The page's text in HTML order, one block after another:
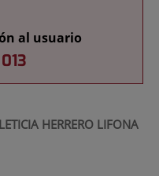
al usuario
LETICIA HERRERO LIFONA